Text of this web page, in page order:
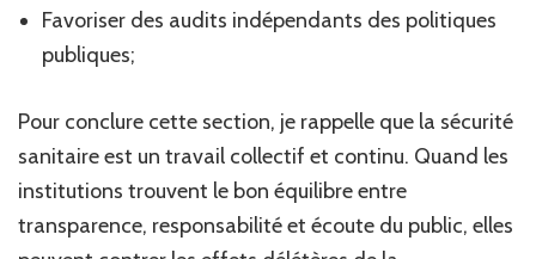
Favoriser des audits indépendants des politiques
publiques;
Pour conclure cette section, je rappelle que la sécurité
sanitaire est un travail collectif et continu. Quand les
institutions trouvent le bon équilibre entre
transparence, responsabilité et écoute du public, elles